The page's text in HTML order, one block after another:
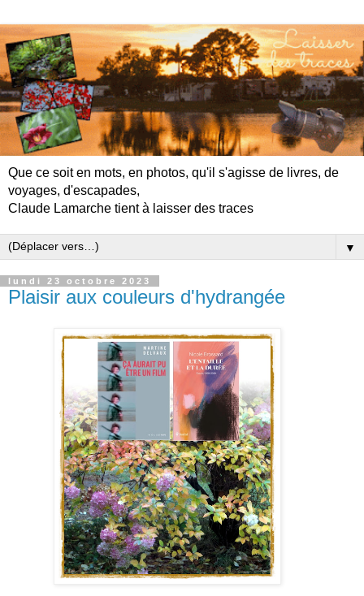
Que ce soit en mots, en photos, qu'il s'agisse de livres, de
voyages, d'escapades,
Claude Lamarche tient à laisser des traces
▼
lundi 23 octobre 2023
Plaisir aux couleurs d'hydrangée